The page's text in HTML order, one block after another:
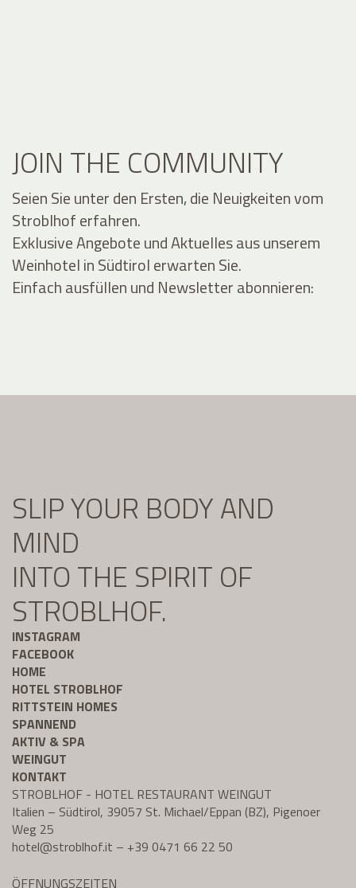
JOIN THE COMMUNITY
Seien Sie unter den Ersten, die Neuigkeiten vom
Stroblhof erfahren.
Exklusive Angebote und Aktuelles aus unserem
Weinhotel in Südtirol erwarten Sie.
Einfach ausfüllen und Newsletter abonnieren:
SLIP YOUR BODY AND
MIND
INTO THE SPIRIT OF
STROBLHOF.
INSTAGRAM
FACEBOOK
HOME
HOTEL STROBLHOF
RITTSTEIN HOMES
SPANNEND
AKTIV & SPA
WEINGUT
KONTAKT
STROBLHOF - HOTEL RESTAURANT WEINGUT
Italien – Südtirol, 39057 St. Michael/Eppan (BZ), Pigenoer
Weg 25
hotel@stroblhof.it – +39 0471 66 22 50
ÖFFNUNGSZEITEN